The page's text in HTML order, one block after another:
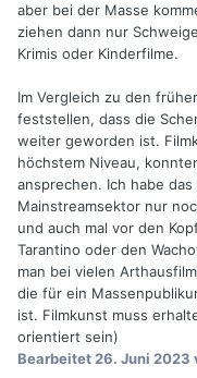
aber bei der Masse
ziehen dann nur
Krimis oder Kinderfilme.
Im Vergleich zu den
feststellen, dass die
weiter geworden ist.
höchstem Niveau,
ansprechen. Ich habe
Mainstreamsektor nur
und auch mal vor den
Tarantino oder den
man bei vielen
die für ein
ist. Filmkunst muss
orientiert sein)
Bearbeitet26. Juni 2023